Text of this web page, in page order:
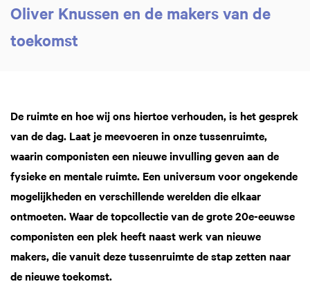
Oliver Knussen en de makers van de
toekomst
De ruimte en hoe wij ons hiertoe verhouden, is het gesprek
van de dag. Laat je meevoeren in onze tussenruimte,
waarin componisten een nieuwe invulling geven aan de
fysieke en mentale ruimte. Een universum voor ongekende
mogelijkheden en verschillende werelden die elkaar
ontmoeten. Waar de topcollectie van de grote 20e-eeuwse
componisten een plek heeft naast werk van nieuwe
makers, die vanuit deze tussenruimte de stap zetten naar
de nieuwe toekomst.